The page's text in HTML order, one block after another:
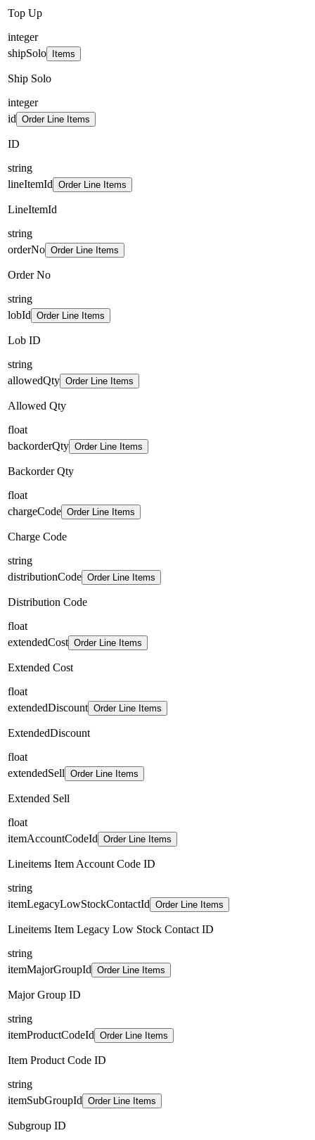
Top Up
integer
shipSolo
Items
Ship Solo
integer
id Order Line Items
ID
string
lineItemId Order Line Items
LineItemId
string
orderNo Order Line Items
Order No
string
lobId Order Line Items
Lob ID
string
allowedQty Order Line Items
Allowed Qty
float
backorderQty Order Line Items
Backorder Qty
float
chargeCode Order Line Items
Charge Code
string
distributionCode Order Line Items
Distribution Code
float
extendedCost Order Line Items
Extended Cost
float
extendedDiscount Order Line Items
ExtendedDiscount
float
extendedSell Order Line Items
Extended Sell
float
itemAccountCodeId Order Line Items
Lineitems Item Account Code ID
string
itemLegacyLowStockContactId Order Line Items
Lineitems Item Legacy Low Stock Contact ID
string
itemMajorGroupId Order Line Items
Major Group ID
string
itemProductCodeId Order Line Items
Item Product Code ID
string
itemSubGroupId Order Line Items
Subgroup ID